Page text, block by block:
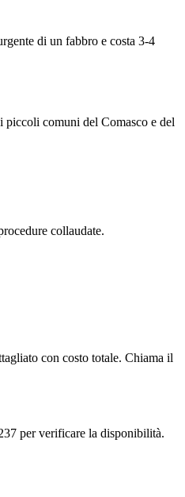
di un fabbro e costa 3-4
comuni del Comasco e del
collaudate.
con costo totale. Chiama il
per verificare la disponibilità.